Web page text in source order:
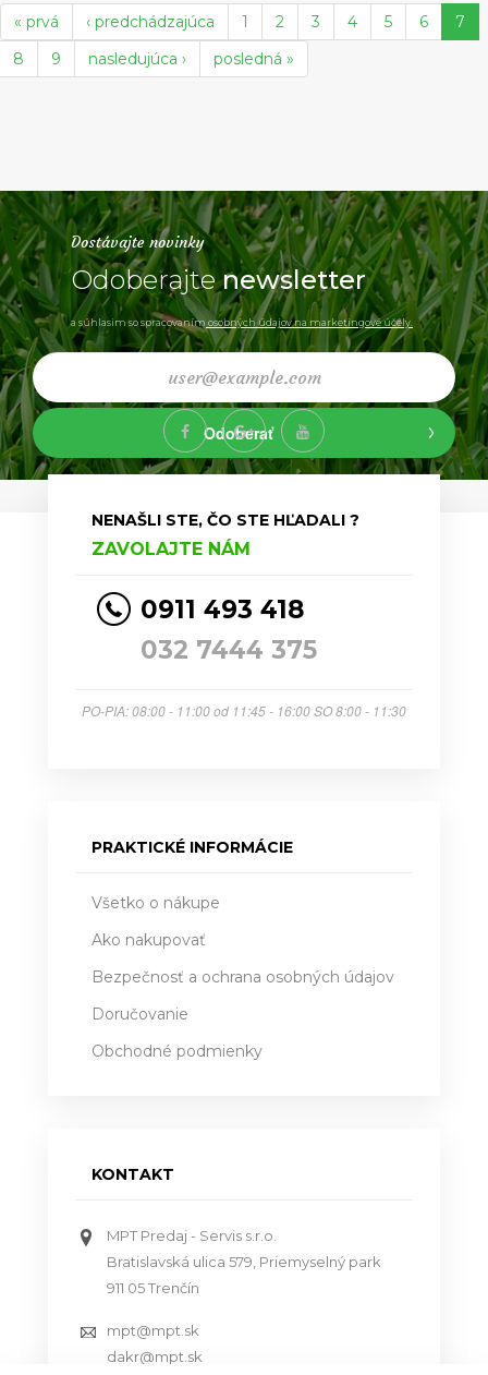
« prvá ‹ predchádzajúca 1 2 3 4 5 6
7
8
9 nasledujúca › posledná »
Dostávajte novinky
Odoberajtenewsletter
a súhlasim so spracovaním osobných údajov na marketingové účely.
Odoberať
NENAŠLI STE, ČO STE HĽADALI ?
ZAVOLAJTE NÁM
0911 493 418
032 7444 375
PO-PIA: 08:00 - 11:00 od 11:45 - 16:00 SO 8:00 - 11:30
PRAKTICKÉ INFORMÁCIE
Všetko o nákupe
Ako nakupovať
Bezpečnosť a ochrana osobných údajov
Doručovanie
Obchodné podmienky
KONTAKT
MPT Predaj - Servis s.r.o.
Bratislavská ulica 579, Priemyselný park
911 05 Trenčín
mpt@mpt.sk
dakr@mpt.sk